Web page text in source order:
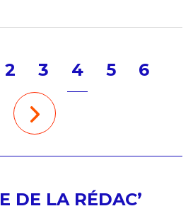
2 3 4 5 6
DE LA RÉDAC’